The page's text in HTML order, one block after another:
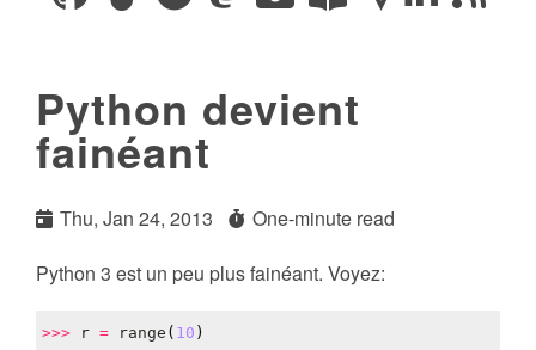
Python devient
fainéant
Thu, Jan 24, 2013
One-minute read
Python 3 est un peu plus fainéant. Voyez:
>>> r = range ( 10 )